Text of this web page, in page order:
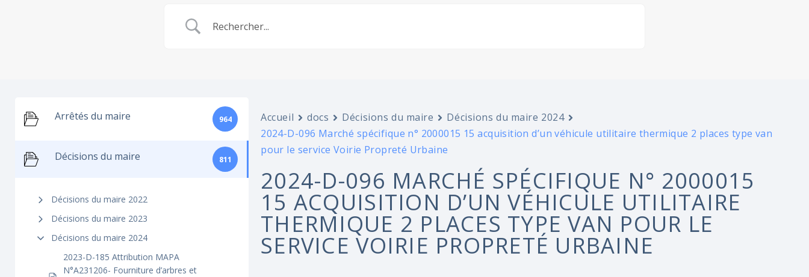
Arrêtés du maire 964
Décisions du maire 811
Décisions du maire 2022
Décisions du maire 2023
Décisions du maire 2024
2023-D-185 Attribution MAPA
N°A231206- Fourniture d’arbres et
Accueil docs Décisions du maire
Décisions du maire 2024
2024-D-096 Marché spécifique n° 2000015 15 acquisition d’un véhicule utilitaire thermique 2 places type van
pour le service Voirie Propreté Urbaine
2024-D-096 MARCHÉ SPÉCIFIQUE N° 2000015
15 ACQUISITION D’UN VÉHICULE UTILITAIRE
THERMIQUE 2 PLACES TYPE VAN POUR LE
SERVICE VOIRIE PROPRETÉ URBAINE